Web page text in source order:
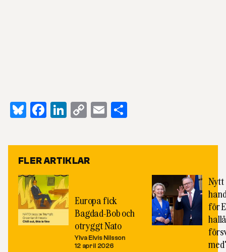
Bluesky
Facebook
LinkedIn
CopyEmail
FLER ARTIKLAR
Europa fick
Bagdad-Bob och
otryggt Nato
Ylva Elvis Nilsson
12 april 2026
Nytt
för